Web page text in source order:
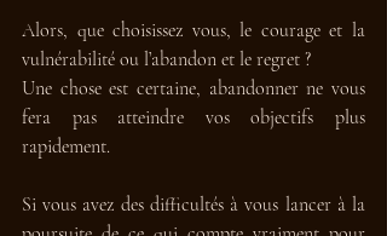
Alors, que choisissez vous, le courage et la
vulnérabilité ou l’abandon et le regret ?
Une chose est certaine, abandonner ne vous
fera pas atteindre vos objectifs plus
rapidement.
Si vous avez des difficultés à vous lancer à la